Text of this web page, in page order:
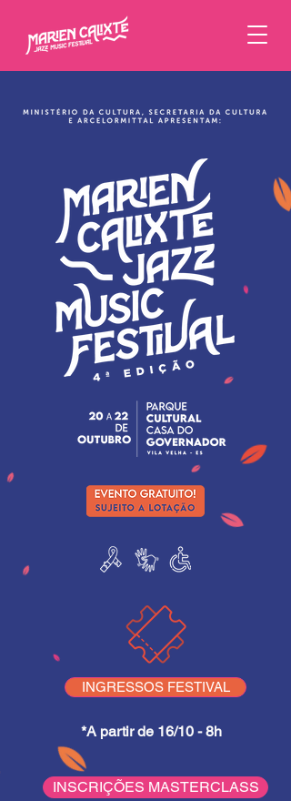
INGRESSOS FESTIVAL
*A partir de 16/10 - 8h
INSCRIÇÕES MASTERCLASS